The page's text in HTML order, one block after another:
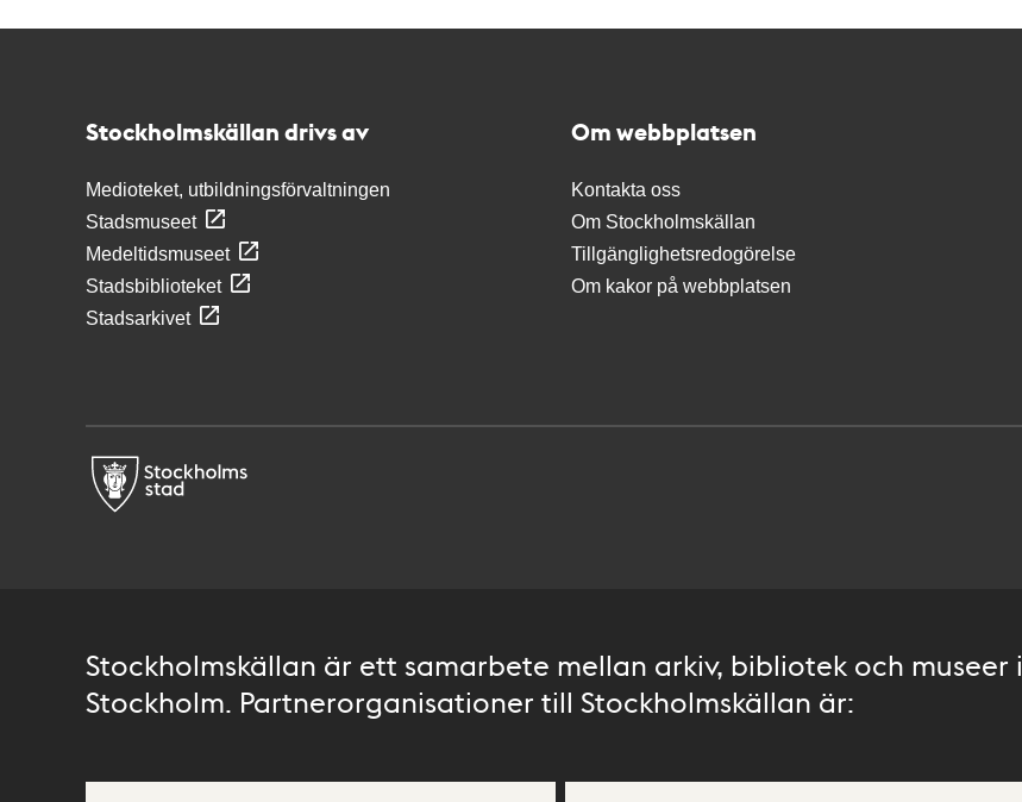
Stockholmskällan drivs av
Medioteket, utbildningsförvaltningen
Stadsmuseet
Medeltidsmuseet
Stadsbiblioteket
Stadsarkivet
Om webbplatsen
Kontakta oss
Om Stockholmskällan
Tillgänglighetsredogörelse
Om kakor på webbplatsen
Stockholmskällan är ett samarbete mellan arkiv, bibliotek och museer i
Stockholm. Partnerorganisationer till Stockholmskällan är: